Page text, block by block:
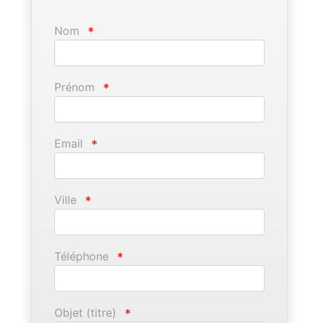
Nom *
Prénom *
Email *
Ville *
Téléphone *
Objet (titre) *